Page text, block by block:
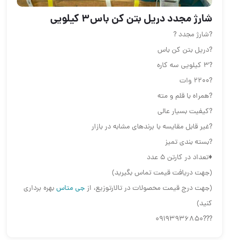
شارژ مجدد دریل بتن کن باس٣ کیلویی
?شارژ مجدد ?
?دریل بتن کن باس
?٣ کیلویی سه کاره
?٢٢٠٠ وات
?همراه با قلم و مته
?کیفیت بسیار عالی
?غیر قابل مقایسه با برندهای مشابه در بازار
?بسته بندی تمیز
♦️تعداد در کارتن ۵ عدد
(جهت دریافت قیمت تماس بگیرید)
(جهت درج قیمت محصولات در تالارتوزیع، ازجی متاسبهره برداری
کنید)
???09193936850